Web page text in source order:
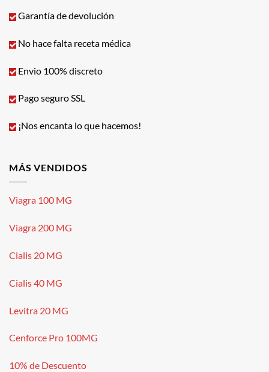
Garantía de devolución
No hace falta receta médica
Envio 100% discreto
Pago seguro SSL
¡Nos encanta lo que hacemos!
MÁS VENDIDOS
Viagra 100 MG
Viagra 200 MG
Cialis 20 MG
Cialis 40 MG
Levitra 20 MG
Cenforce Pro 100MG
10% de Descuento